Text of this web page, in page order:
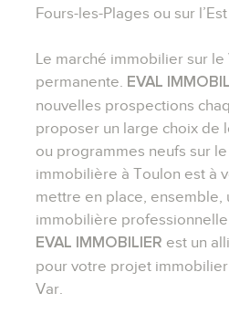
Fours-les-Plages ou sur
Le marché immobilier sur
permanente. EVAL
nouvelles prospections
proposer un large choix de
ou programmes neufs sur
immobilière à Toulon est à
mettre en place, ensemble,
immobilière
EVAL IMMOBILIER est un
pour votre projet
Var.